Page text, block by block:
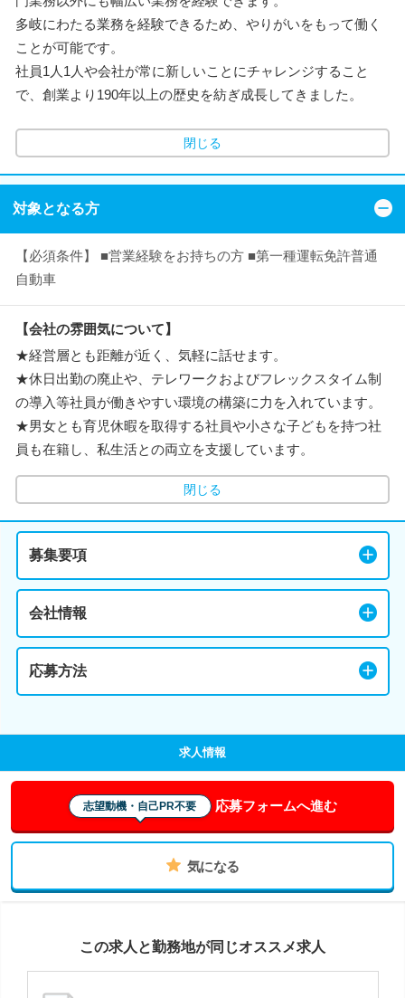
多岐にわたる業務を経験できるため、やりがいをもって働く
ことが可能です。
社員1人1人や会社が常に新しいことにチャレンジすること
で、創業より190年以上の歴史を紡ぎ成長してきました。
閉じる
対象となる方
【必須条件】 ■営業経験をお持ちの方 ■第一種運転免許普通
自動車
【会社の雰囲気について】
★経営層とも距離が近く、気軽に話せます。
★休日出勤の廃止や、テレワークおよびフレックスタイム制
の導入等社員が働きやすい環境の構築に力を入れています。
★男女とも育児休暇を取得する社員や小さな子どもを持つ社
員も在籍し、私生活との両立を支援しています。
閉じる
募集要項
会社情報
応募方法
求人情報
志望動機・自己PR不要 応募フォームへ進む
気になる
この求人と勤務地が同じオススメ求人